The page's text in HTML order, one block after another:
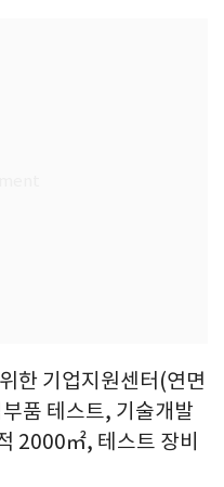
한 기업지원센터(연면
품 테스트, 기술개발
2000㎡, 테스트 장비